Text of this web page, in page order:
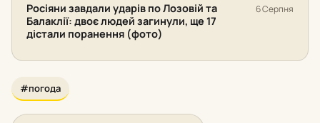
Росіяни завдали ударів по Лозовій та
Балаклії: двоє людей загинули, ще 17
дістали поранення (фото)
6 Серпня
#погода